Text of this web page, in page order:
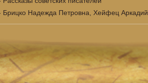
Брицко Надежда Петровна, Хейфец Аркадий